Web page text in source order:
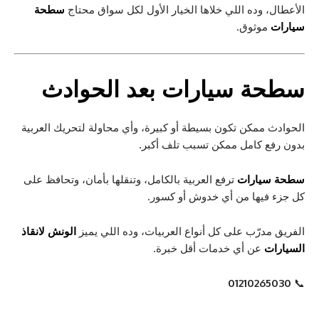
الأعطال، وده اللي خلاها الخيار الأول لكل سواق محتاج سطحة
سيارات موثوق.
سطحة سيارات بعد الحوادث
الحوادث ممكن تكون بسيطة أو كبيرة، وأي محاولة لتحريك العربية
بدون رفع كامل ممكن تسبب تلف أكبر.
سطحة سيارات ترفع العربية بالكامل، وتنقلها بأمان، وتحافظ على
كل جزء فيها من أي خدوش أو كسور.
الفريق مدرّب على كل أنواع العربيات، وده اللي يميز الونش لانقاذ
السيارات عن أي خدمات أقل خبرة.
📞
01210265030